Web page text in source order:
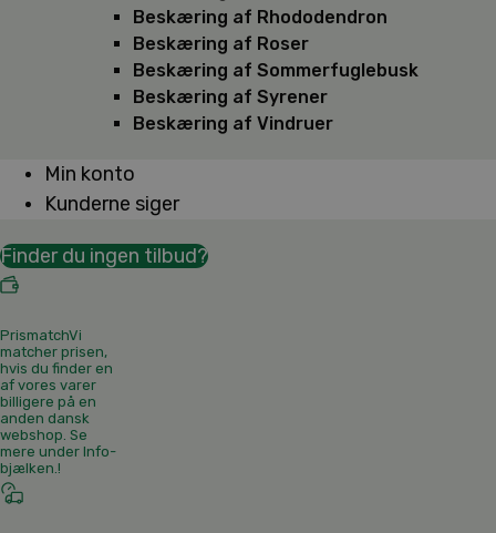
Beskæring af Rhododendron
Beskæring af Roser
Beskæring af Sommerfuglebusk
Beskæring af Syrener
Beskæring af Vindruer
Min konto
Kunderne siger
Finder du ingen tilbud?
PrismatchVi
matcher prisen,
hvis du finder en
af vores varer
billigere på en
anden dansk
webshop. Se
mere under Info-
bjælken.!